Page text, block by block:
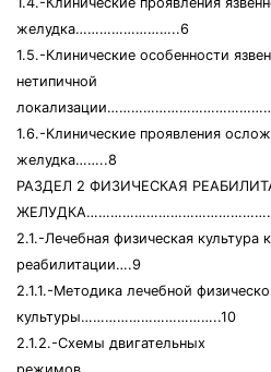
желудка……………………..6
1.5.-Клинические особенности
нетипичной
1.6.-Клинические проявления
желудка……..8
РАЗДЕЛ 2 ФИЗИЧЕСКАЯ
2.1.-Лечебная физическая культура
реабилитации….9
2.1.1.-Методика лечебной
культуры……………………………..10
2.1.2.-Схемы двигательных